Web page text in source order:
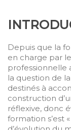
I
Depuis que la
en charge par
professionnelle
la question de
destinés à
construction
réflexive, donc
formation s’est